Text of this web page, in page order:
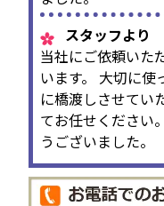
スタッフより
当社にご依頼いた
います。 大切に使
に橋渡しさせてい
てお任せください
うございました。